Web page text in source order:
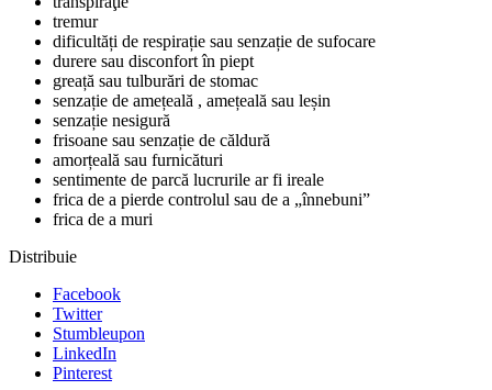
tremur
dificultăți de respirație sau senzație de sufocare
durere sau disconfort în piept
greață sau tulburări de stomac
senzație de amețeală , amețeală sau leșin
senzație nesigură
frisoane sau senzație de căldură
amorțeală sau furnicături
sentimente de parcă lucrurile ar fi ireale
frica de a pierde controlul sau de a „înnebuni”
frica de a muri
Distribuie
Facebook
Twitter
Stumbleupon
LinkedIn
Pinterest